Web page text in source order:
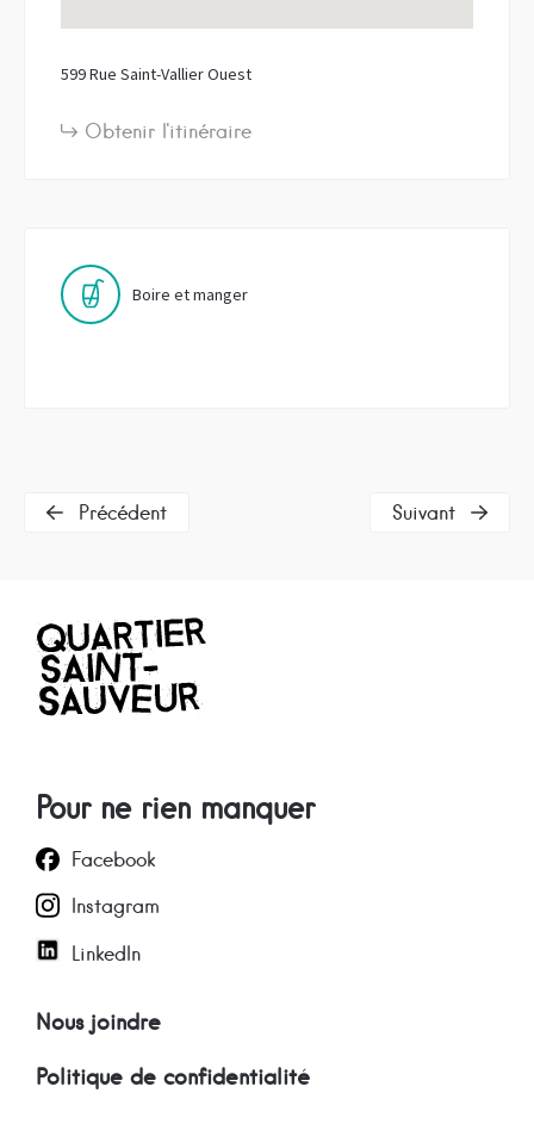
599 Rue Saint-Vallier Ouest
Obtenir l'itinéraire
Boire et manger
Précédent Suivant
Pour ne rien manquer
Facebook
Instagram
LinkedIn
Nous joindre
Politique de confidentialité